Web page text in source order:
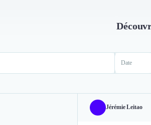
Date
Jérémie Leitao